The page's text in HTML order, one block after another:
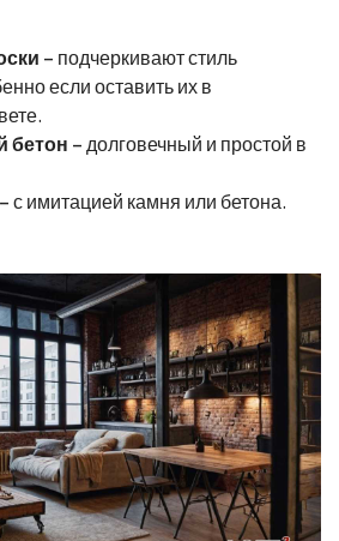
– подчеркивают стиль
если оставить их в
бетон – долговечный и простой в
– с имитацией камня или бетона.